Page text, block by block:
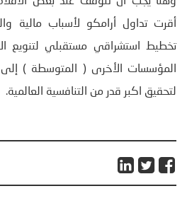
أقرت تداول أرامكو لأسباب مالية
تخطيط استشراقي مستقبلي لتنويع
المؤسسات الأخرى ( المتوسطة )
لتحقيق اكبر قدر من التنافسية العالمية.